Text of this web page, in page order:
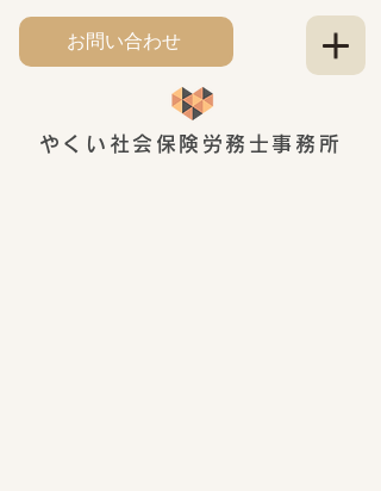
やくい社会保険労務士事務所
お問い合わせ